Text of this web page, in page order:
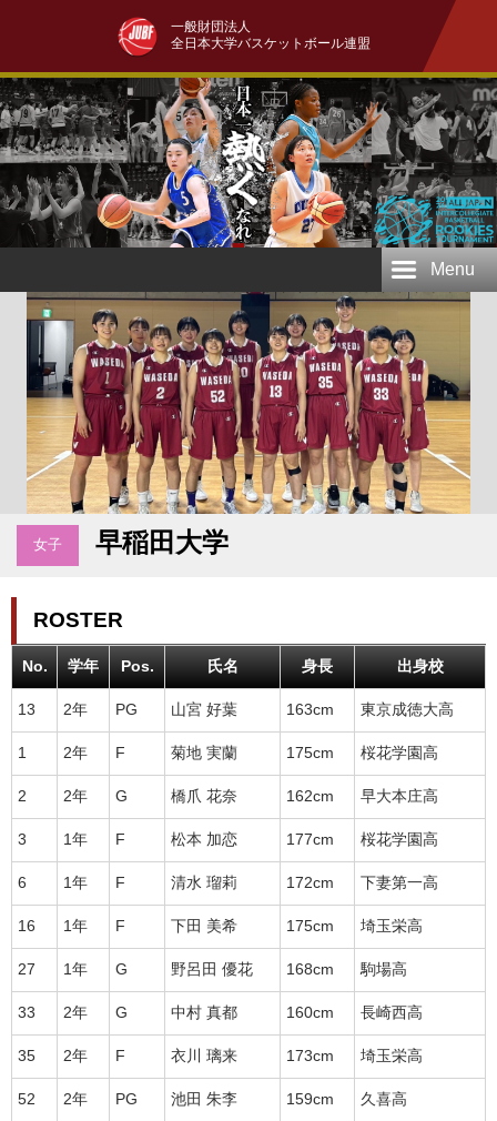
一般財団法人
全日本大学バスケットボール連盟
Menu
女子 早稲田大学
ROSTER
No. 学年 Pos. 氏名 身長 出身校
13 2年 PG 山宮 好葉 163cm 東京成徳大高
1 2年 F 菊地 実蘭 175cm 桜花学園高
2 2年 G 橋爪 花奈 162cm 早大本庄高
3 1年 F 松本 加恋 177cm 桜花学園高
6 1年 F 清水 瑠莉 172cm 下妻第一高
16 1年 F 下田 美希 175cm 埼玉栄高
27 1年 G 野呂田 優花 168cm 駒場高
33 2年 G 中村 真都 160cm 長崎西高
35 2年 F 衣川 璃来 173cm 埼玉栄高
52 2年 PG 池田 朱李 159cm 久喜高